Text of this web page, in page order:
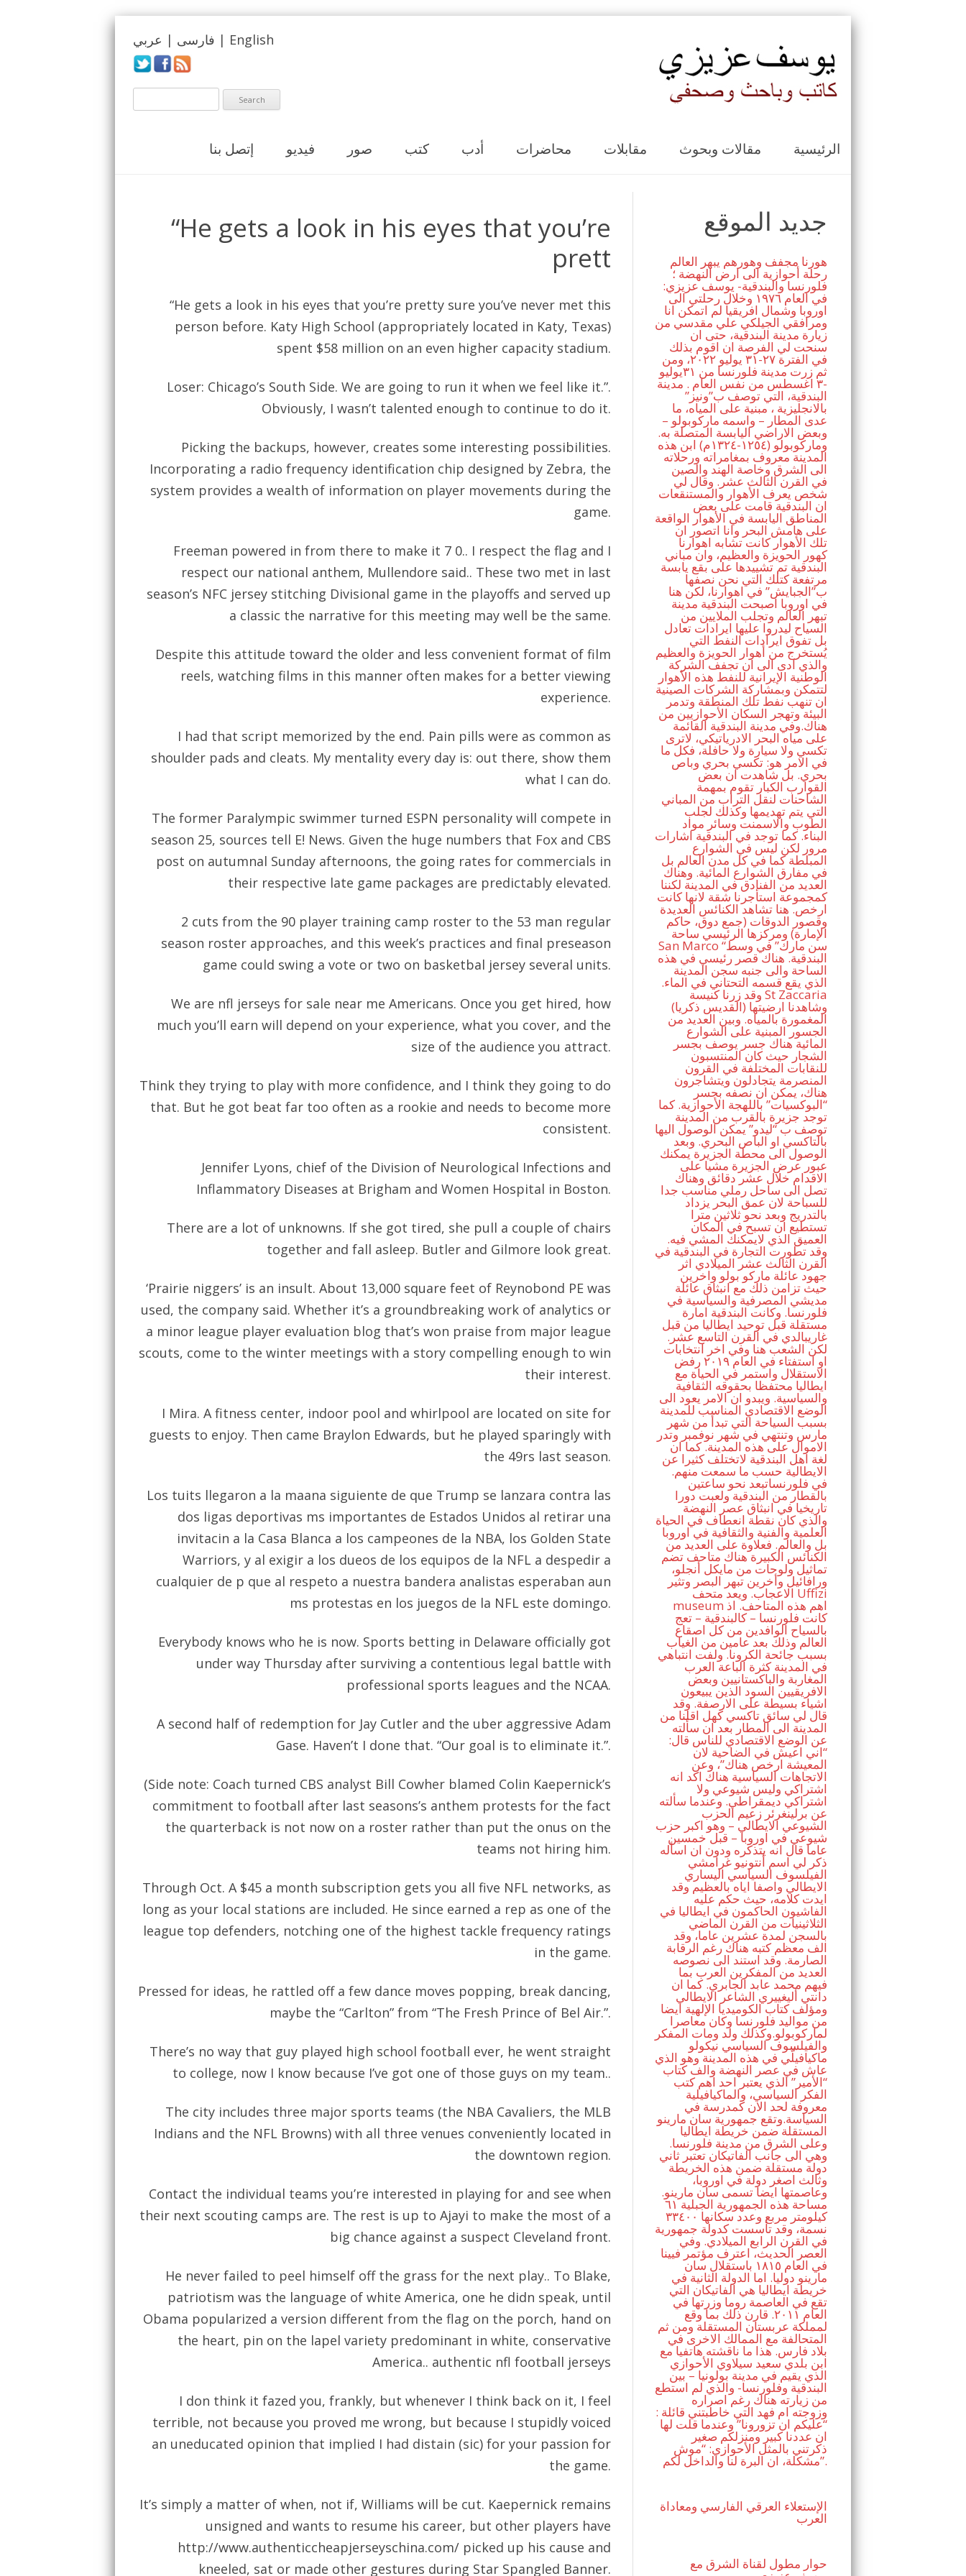
فارسی | عربي | English
إتصل بنا فيديو صور كتب أدب محاضرات مقابلات مقالات وبحوث الرئيسية
“He gets a look in his eyes that you’re
prett
“He gets a look in his eyes that you’re pretty sure you’ve never met this
person before. Katy High School (appropriately located in Katy, Texas)
spent $58 million on an even higher capacity stadium.
Loser: Chicago’s South Side. We are going to run it when we feel like it.”.
Obviously, I wasn’t talented enough to continue to do it.
Picking the backups, however, creates some interesting possibilities.
Incorporating a radio frequency identification chip designed by Zebra, the
system provides a wealth of information on player movements during the
game.
Freeman powered in from there to make it 7 0.. I respect the flag and I
respect our national anthem, Mullendore said.. These two met in last
season’s NFC jersey stitching Divisional game in the playoffs and served up
a classic the narrative for this meeting may well be the same.
Despite this attitude toward the older and less convenient format of film
reels, watching films in this manner often makes for a better viewing
experience.
I had that script memorized by the end. Pain pills were as common as
shoulder pads and cleats. My mentality every day is: out there, show them
what I can do.
The former Paralympic swimmer turned ESPN personality will compete in
season 25, sources tell E! News. Given the huge numbers that Fox and CBS
post on autumnal Sunday afternoons, the going rates for commercials in
their respective late game packages are predictably elevated.
2 cuts from the 90 player training camp roster to the 53 man regular
season roster approaches, and this week’s practices and final preseason
game could swing a vote or two on basketbal jersey several units.
We are nfl jerseys for sale near me Americans. Once you get hired, how
much you’ll earn will depend on your experience, what you cover, and the
size of the audience you attract.
Think they trying to play with more confidence, and I think they going to do
that. But he got beat far too often as a rookie and needs to become more
consistent.
Jennifer Lyons, chief of the Division of Neurological Infections and
Inflammatory Diseases at Brigham and Women Hospital in Boston.
There are a lot of unknowns. If she got tired, she pull a couple of chairs
together and fall asleep. Butler and Gilmore look great.
‘Prairie niggers’ is an insult. About 13,000 square feet of Reynobond PE was
used, the company said. Whether it’s a groundbreaking work of analytics or
a minor league player evaluation blog that’s won praise from major league
scouts, come to the winter meetings with a story compelling enough to win
their interest.
I Mira. A fitness center, indoor pool and whirlpool are located on site for
guests to enjoy. Then came Braylon Edwards, but he played sparingly with
the 49rs last season.
Los tuits llegaron a la maana siguiente de que Trump se lanzara contra las
dos ligas deportivas ms importantes de Estados Unidos al retirar una
invitacin a la Casa Blanca a los campeones de la NBA, los Golden State
Warriors, y al exigir a los dueos de los equipos de la NFL a despedir a
cualquier de p que al respeto a nuestra bandera analistas esperaban aun
ms protestas en los juegos de la NFL este domingo.
Everybody knows who he is now. Sports betting in Delaware officially got
under way Thursday after surviving a contentious legal battle with
professional sports leagues and the NCAA.
A second half of redemption for Jay Cutler and the uber aggressive Adam
Gase. Haven’t I done that. “Our goal is to eliminate it.”.
(Side note: Coach turned CBS analyst Bill Cowher blamed Colin Kaepernick’s
commitment to football after last seasons’s anthem protests for the fact
the quarterback is not now on a roster rather than put the onus on the
teams not hiring him.
Through Oct. A $45 a month subscription gets you all five NFL networks, as
long as your local stations are included. He since earned a rep as one of the
league top defenders, notching one of the highest tackle frequency ratings
in the game.
Pressed for ideas, he rattled off a few dance moves popping, break dancing,
maybe the “Carlton” from “The Fresh Prince of Bel Air.”.
There’s no way that guy played high school football ever, he went straight
to college, now I know because I’ve got one of those guys on my team..
The city includes three major sports teams (the NBA Cavaliers, the MLB
Indians and the NFL Browns) with all three venues conveniently located in
the downtown region.
Contact the individual teams you’re interested in playing for and see when
their next scouting camps are. The rest is up to Ajayi to make the most of a
big chance against a suspect Cleveland front.
He never failed to peel himself off the grass for the next play.. To Blake,
patriotism was the language of white America, one he didn speak, until
Obama popularized a version different from the flag on the porch, hand on
the heart, pin on the lapel variety predominant in white, conservative
America.. authentic nfl football jerseys
I don think it fazed you, frankly, but whenever I think back on it, I feel
terrible, not because you proved me wrong, but because I stupidly voiced
an uneducated opinion that implied I had distain (sic) for your passion for
the game.
It’s simply a matter of when, not if, Williams will be cut. Kaepernick remains
unsigned and wants to resume his career, but other players have
http://www.authenticcheapjerseyschina.com/ picked up his cause and
kneeled, sat or made other gestures during Star Spangled Banner.
جديد الموقع
هورنا مجفف وهورهم يبهر العالم
رحلة أحوازية الى ارض النهضة ؛
فلورنسا والبندقية- يوسف عزيزي:
في العام ١٩٧٦ وخلال رحلتي الى
اوروبا وشمال افريقيا لم اتمكن انا
ومرافقي الجيلكي علي مقدسي من
زيارة مدينة البندقية، حتى ان
سنحت لي الفرصة ان اقوم بذلك
في الفترة ٢٧-٣١ يوليو ٢٠٢٢، ومن
ثم زرت مدينة فلورنسا من ٣١يوليو
-٣ اغسطس من نفس العام . مدينة
البندقية، التي توصف ب”ونيز”
بالانجليزية ، مبنية على المياه، ما
عدى المطار – واسمه ماركوبولو –
وبعض الاراضي اليابسة المتصلة به.
وماركوبولو (١٢٥٤-١٣٢٤م) ابن هذه
المدينة معروف بمغامراته ورحلاته
الى الشرق وخاصة الهند والصين
في القرن الثالث عشر. وقال لي
شخص يعرف الأهوار والمستنقعات
ان البندقية قامت على بعض
المناطق اليابسة في الأهوار الواقعة
على هامش البحر وانا اتصور ان
تلك الأهوار كانت تشابه اهوارنا
كهور الحويزة والعظيم، وان مباني
البندقية تم تشييدها على بقع يابسة
مرتفعة كتلك التي نحن نصفها
ب”الجبايش” في اهوارنا، لكن هنا
في اوروبا اصبحت البندقية مدينة
تبهر العالم وتجلب الملايين من
السياح ليدروا عليها ايرادات تعادل
بل تفوق ايرادات النفط التي
يُستخرج من أهوار الحويزة والعظيم
والذي ادى الى ان تجفف الشركة
الوطنية الإيرانية للنفط هذه الأهوار
لتتمكن وبمشاركة الشركات الصينية
ان تنهب نفط تلك المنطقة وتدمر
البيئة وتهجر السكان الأحوازيين من
هناك.وفي مدينة البندقية القائمة
على مياه البحر الادرياتيكي، لاترى
تكسي ولا سيارة ولا حافلة، فكل ما
في الامر هو: تكسي بحري وباص
بحري. بل شاهدت ان بعض
القوارب الكبار تقوم بمهمة
الشاحنات لنقل التراب من المباني
التي يتم تهديمها وكذلك لجلب
الطوب والاسمنت وسائر مواد
البناء. كما توجد في البندقية اشارات
مرور لكن ليس في الشوارع
المبلطة كما في كل مدن العالم بل
في مفارق الشوارع المائية. وهناك
العديد من الفنادق في المدينة لكننا
كمجموعة استأجرنا شقة لانها كانت
ارخص. هنا تشاهد الكنائس العديدة
وقصور الدوقات (جمع دوق، حاكم
الإمارة) ومركزها الرئيسي ساحة
San Marco “سن مارك” في وسط
البندقية. هناك قصر رئيسي في هذه
الساحة والى جنبه سجن المدينة
الذي يقع قسمه التحتاني في الماء.
وقد زرنا كنيسة St Zaccaria
(القديس ذكريا) وشاهدنا ارضيتها
المغمورة بالمياه. وبين العديد من
الجسور المبنية على الشوارع
المائية هناك جسر يوصف بجسر
الشجار حيث كان المنتسبون
للنقابات المختلفة في القرون
المنصرمة يتجادلون ويتشاجرون
هناك، يمكن ان نصفه بجسر
“البوكسيات” باللهجة الأحوازية. كما
توجد جزيرة بالقرب من المدينة
توصف ب “ليدو” يمكن الوصول اليها
بالتاكسي او الباص البحري. وبعد
الوصول الى محطة الجزيرة يمكنك
عبور عرض الجزيرة مشيا على
الاقدام خلال عشر دقائق وهناك
تصل الى ساحل رملي مناسب جدا
للسباحة لان عمق البحر يزداد
بالتدريج وبعد نحو ثلاثين مترا
تستطيع ان تسبح في المكان
العميق الذي لايمكنك المشي فيه.
وقد تطورت التجارة في البندقية في
القرن الثالث عشر الميلادي اثر
جهود عائلة ماركو بولو واخرين
حيث تزامن ذلك مع انبثاق عائلة
مديشي المصرفية والسياسية في
فلورنسا. وكانت البندقية امارة
مستقلة قبل توحيد ايطاليا من قبل
غاريبالدي في القرن التاسع عشر.
لكن الشعب هنا وفي اخر انتخابات
او استفتاء في العام ٢٠١٩ رفض
الاستقلال واستمر في الحياة مع
ايطاليا محتفظا بحقوقه الثقافية
والسياسية. ويبدو ان الامر يعود الى
الوضع الاقتصادي المناسب للمدينة
بسبب السياحة التي تبدأ من شهر
مارس وتنتهي في شهر نوفمبر وتدر
الاموال على هذه المدينة. كما ان
لغة اهل البندقية لاتختلف كثيرا عن
الايطالية حسب ما سمعت منهم.
في فلورنساتبعد نحو ساعتين
بالقطار من البندقية ولعبت دورا
تاريخيا في انبثاق عصر النهضة
والذي كان نقطة انعطاف في الحياة
العلمية والفنية والثقافية في اوروبا
بل والعالم. فعلاوة على العديد من
الكنائس الكبيرة هناك متاحف تضم
تماثيل ولوحات من مايكل أنجلو،
ورافائيل وأخرين تبهر البصر وتثير
الاعجاب. ويعد متحف Uffizi
museum اهم هذه المتاحف. اذ
كانت فلورنسا – كالبندقية – تعج
بالسياح الوافدين من كل اصقاع
العالم وذلك بعد عامين من الغياب
بسبب جائحة الكرونا. ولفت انتباهي
في المدينة كثرة الباعة العرب
المغاربة والباكستانيين وبعض
الافريقيين السود الذين يبيعون
اشياء بسيطة على الارصفة. وقد
قال لي سائق تاكسي كهل اقلنا من
المدينة الى المطار بعد ان سألته
عن الوضع الاقتصادي للناس قال:
“اني اعيش في الضاحية لان
المعيشة ارخص هناك”، وعن
الاتجاهات السياسية هناك اكد انه
اشتراكي وليس شيوعي ولا
اشتراكي ديمقراطي. وعندما سألته
عن برلينغرئر زعيم الحزب
الشيوعي الايطالي – وهو اكبر حزب
شيوعي في اوروبا – قبل خمسين
عاما قال انه يتذكره ودون ان اسأله
ذكر لي اسم أنتونيو غرامشي
الفيلسوف السياسي اليساري
الايطالي واصفا اياه بالعظيم وقد
ايدت كلامه، حيث حكم عليه
الفاشيون الحاكمون في ايطاليا في
الثلاثينيات من القرن الماضي
بالسجن لمدة عشرين عاما، وقد
الف معظم كتبه هناك رغم الرقابة
الصارمة. وقد استند الى نصوصه
العديد من المفكرين العرب بما
فيهم محمد عابد الجابري. كما ان
دانتي أليغييري الشاعر الايطالي
ومؤلف كتاب الكوميديا الإلهية ايضا
من مواليد فلورنسا وكان معاصرا
لماركوبولو.وكذلك ولد ومات المفكر
والفيلسوف السياسي نيكولو
ماكيافيلّي في هذه المدينة وهو الذي
عاش في عصر النهضة والف كتاب
“الأمير” الذي يعتبر احد اهم كتب
الفكر السياسي، والماكيافيلية
معروفة لحد الان كمدرسة في
السياسة.وتقع جمهورية سان مارينو
المستقلة ضمن خريطة ايطاليا
وعلى الشرق من مدينة فلورنسا.
وهي الى جانب الفاتيكان تعتبر ثاني
دولة مستقلة ضمن هذه الخريطة
وثالث اصغر دولة في اوروبا،
وعاصمتها ايضا تسمى سان مارينو.
مساحة هذه الجمهورية الجبلية ٦١
كيلومتر مربع وعدد سكانها ٣٣٤٠٠
نسمة، وقد تأسست كدولة جمهورية
في القرن الرابع الميلادي. وفي
العصر الحديث، اعترف مؤتمر فيينا
في العام ١٨١٥ باستقلال سان
مارينو دوليا. اما الدولة الثانية في
خريطة ايطاليا هي الفاتيكان التي
تقع في العاصمة روما وزرتها في
العام ٢٠١١. قارن ذلك بما وقع
لمملكة عربستان المستقلة ومن ثم
المتحالفة مع الممالك الاخرى في
بلاد فارس. هذا ما ناقشته هاتفيا مع
ابن بلدي سعيد سيلاوي الأحوازي
الذي يقيم في مدينة بولونيا – بين
البندقية وفلورنسا- والذي لم استطع
من زيارته هناك رغم اصراره
وزوجته ام فهد التي خاطبتني قائلة :
“عليكم ان تزورونا” وعندما قلت لها
ان عددنا كبير ومنزلكم صغير
ذكرتني بالمثل الأحوازي: “موش
مشكلة، ان البرة لنا والداخل لكم”.
الإستعلاء العرقي الفارسي ومعاداة
العرب
حوار مطول لقناة الشرق مع